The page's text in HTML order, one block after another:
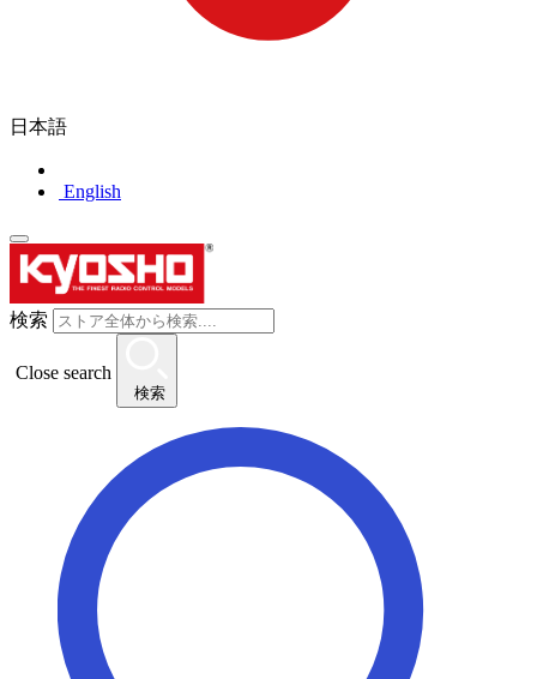
日本語
English
検索
Close search
検索